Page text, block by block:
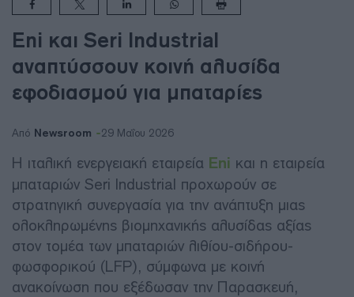
Eni και Seri Industrial
αναπτύσσουν κοινή αλυσίδα
εφοδιασμού για μπαταρίες
Από Newsroom 29 Μαΐου 2026
Η ιταλική ενεργειακή εταιρεία Eni και η εταιρεία
μπαταριών Seri Industrial προχωρούν σε
στρατηγική συνεργασία για την ανάπτυξη μιας
ολοκληρωμένης βιομηχανικής αλυσίδας αξίας
στον τομέα των μπαταριών λιθίου-σιδήρου-
φωσφορικού (LFP), σύμφωνα με κοινή
ανακοίνωση που εξέδωσαν την Παρασκευή,